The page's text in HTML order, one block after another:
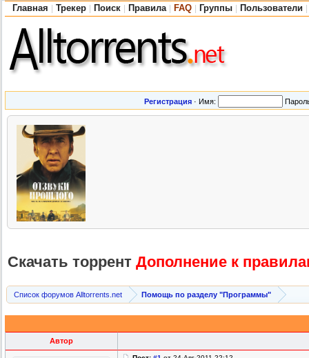
Главная Трекер Поиск Правила FAQ Группы Пользователи
Регистрация · Имя:
Скачать торрент Дополнение к
Список форумов Alltorrents.net Помощь по разделу "Программы"
Автор